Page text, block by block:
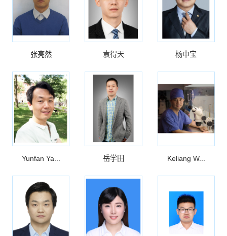
张亮然 袁得天 杨中宝
Yunfan Ya... 岳学田 Keliang W...